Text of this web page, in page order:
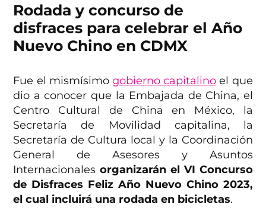
Rodada y concurso de
disfraces para celebrar el Año
Nuevo Chino en CDMX
Fue el mismísimo gobierno capitalino el que
dio a conocer que la Embajada de China, el
Centro Cultural de China en México, la
Secretaría de Movilidad capitalina, la
Secretaría de Cultura local y la Coordinación
General de Asesores y Asuntos
Internacionales organizarán el VI Concurso
de Disfraces Feliz Año Nuevo Chino 2023,
el cual incluirá una rodada en bicicletas.